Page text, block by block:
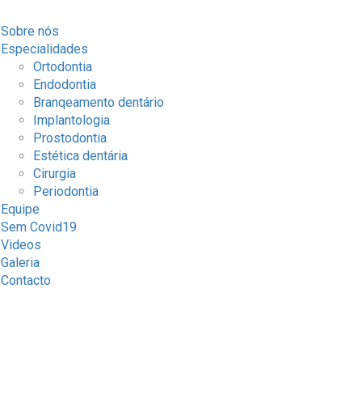
Sobre nós
Especialidades
Ortodontia
Endodontia
Branqeamento dentário
Implantologia
Prostodontia
Estética dentária
Cirurgia
Periodontia
Equipe
Sem Covid19
Videos
Galeria
Contacto